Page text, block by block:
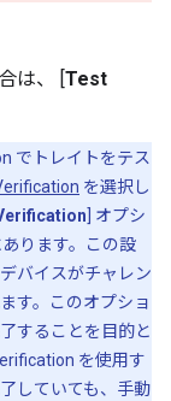
は、 [Test
でトレイトをテス
を選択し
] オプシ
あります。この設
バイスがチャレン
す。このオプショ
することを目的と
を使用す
していても、手動